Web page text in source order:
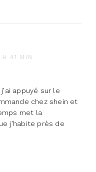
41 MIN
appuyé sur le
chez shein et
met la
j’habite près de